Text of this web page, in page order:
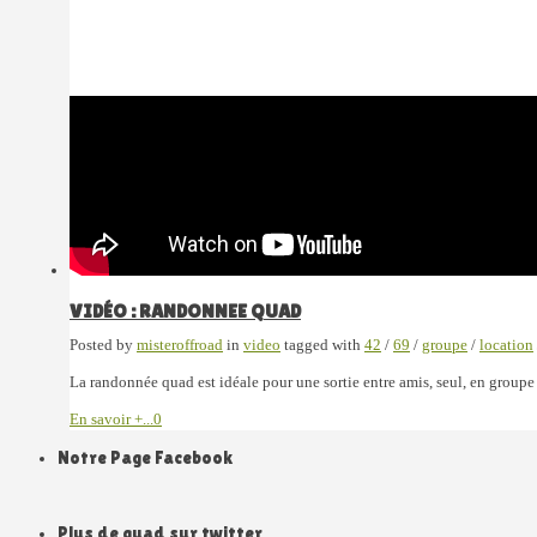
VIDÉO : RANDONNEE QUAD
Posted by misteroffroad in video tagged with 42 / 69 / groupe / location
La randonnée quad est idéale pour une sortie entre amis, seul, en groupe
En savoir +...0
Notre Page Facebook